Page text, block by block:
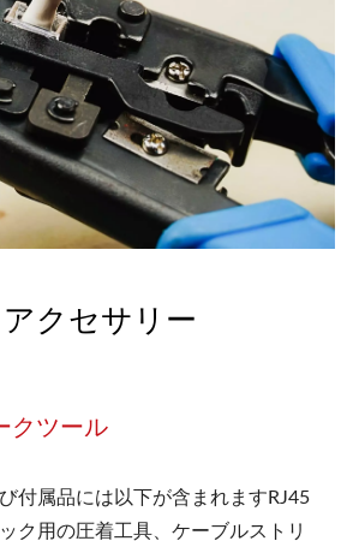
クセサリー
クツール
付属品には以下が含まれますRJ45
ク用の圧着工具、ケーブルストリ